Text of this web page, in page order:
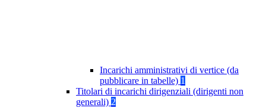
Incarichi amministrativi di vertice (da
pubblicare in tabelle) 1
Titolari di incarichi dirigenziali (dirigenti non
generali) 2